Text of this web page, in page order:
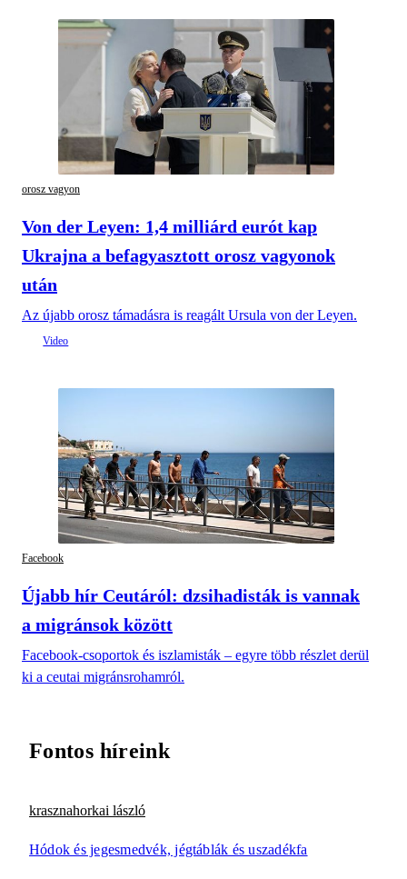
orosz vagyon
Von der Leyen: 1,4 milliárd eurót kap
Ukrajna a befagyasztott orosz vagyonok
után
Az újabb orosz támadásra is reagált Ursula von der Leyen.
Facebook
Újabb hír Ceutáról: dzsihadisták is vannak
a migránsok között
Facebook-csoportok és iszlamisták – egyre több részlet derül
ki a ceutai migránsrohamról.
Fontos híreink
krasznahorkai lászló
Hódok és jegesmedvék, jégtáblák és uszadékfa